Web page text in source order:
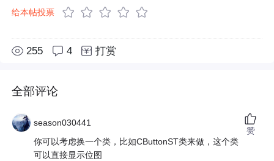
给本帖投票
255 4 打赏
全部评论
season030441
你可以考虑换一个类，比如CButtonST类来做，这个类
可以直接显示位图
赞